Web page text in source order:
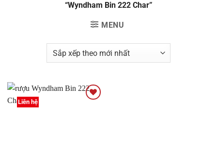
“Wyndham Bin 222 Char”
MENU
Liên hệ